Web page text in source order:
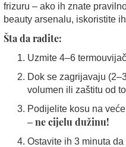
frizuru – ako ih znate
beauty arsenalu, iskoristite
Šta da radite:
Uzmite 4–6
Dok se zagrijavaju
volumen ili zaštitu od
Podijelite kosu na
– ne cijelu dužinu!
Ostavite ih 3 minuta da